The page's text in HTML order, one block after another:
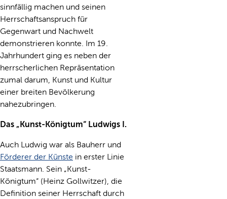
sinnfällig machen und seinen
Herrschaftsanspruch für
Gegenwart und Nachwelt
demonstrieren konnte. Im 19.
Jahrhundert ging es neben der
herrscherlichen Repräsentation
zumal darum, Kunst und Kultur
einer breiten Bevölkerung
nahezubringen.
Das „Kunst-Königtum“ Ludwigs I.
Auch Ludwig war als Bauherr und
Förderer der Künste in erster Linie
Staatsmann. Sein „Kunst-
Königtum“ (Heinz Gollwitzer), die
Definition seiner Herrschaft durch